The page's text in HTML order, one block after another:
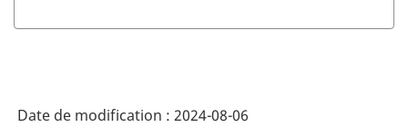
classification
Date de modification : 2024-08-06